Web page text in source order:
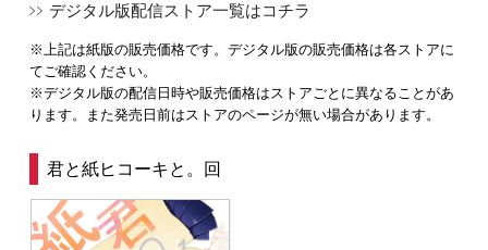
デジタル版配信ストア一覧はコチラ
※上記は紙版の販売価格です。デジタル版の販売価格は各ストアに
てご確認ください。
※デジタル版の配信日時や販売価格はストアごとに異なることがあ
ります。また発売日前はストアのページが無い場合があります。
君と紙ヒコーキと。回